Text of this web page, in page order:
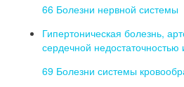
66 Болезни нервной системы
Гипертоническая болезнь,
сердечной
69 Болезни системы